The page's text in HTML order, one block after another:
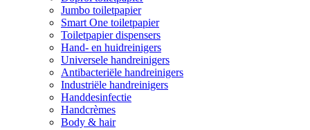
Jumbo toiletpapier
Smart One toiletpapier
Toiletpapier dispensers
Hand- en huidreinigers
Universele handreinigers
Antibacteriële handreinigers
Industriële handreinigers
Handdesinfectie
Handcrèmes
Body & hair